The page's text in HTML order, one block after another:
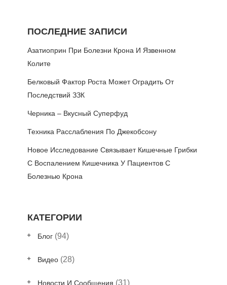
ПОСЛЕДНИЕ ЗАПИСИ
Азатиоприн При Болезни Крона И Язвенном
Колите
Белковый Фактор Роста Может Оградить От
Последствий ЗЗК
Черника – Вкусный Суперфуд
Техника Расслабления По Джекобсону
Новое Исследование Связывает Кишечные Грибки
С Воспалением Кишечника У Пациентов С
Болезнью Крона
КАТЕГОРИИ
Блог (94)
Видео (28)
Новости И Сообщения (31)